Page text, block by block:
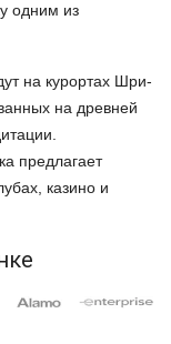
одним из
на курортах Шри-
на древней
предлагает
казино и